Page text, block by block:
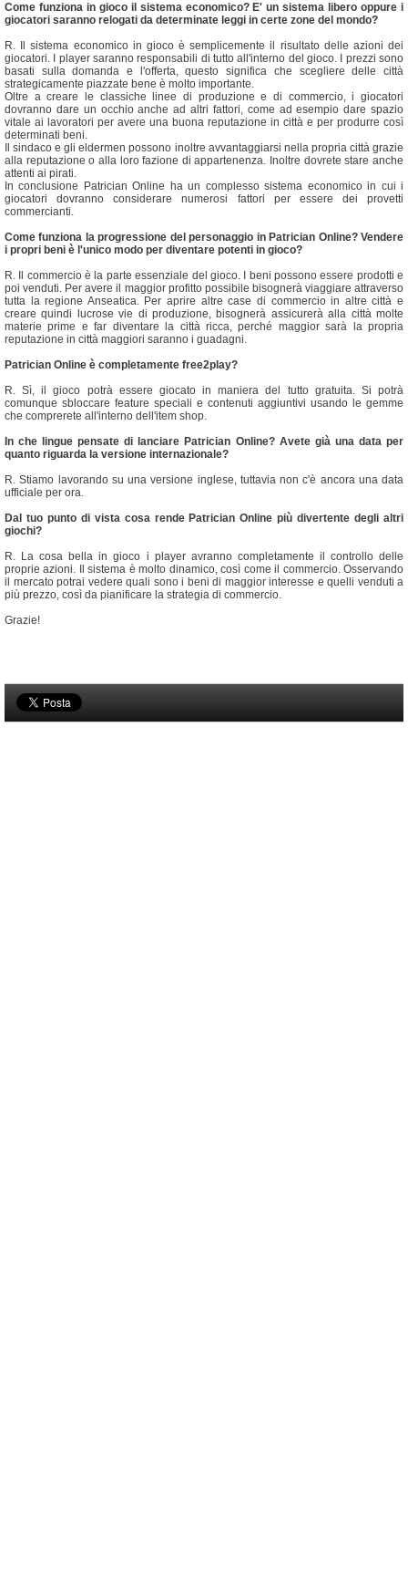
Come funziona in gioco il sistema economico? E' un sistema libero oppure i
giocatori saranno relogati da determinate leggi in certe zone del mondo?
R. Il sistema economico in gioco è semplicemente il risultato delle azioni dei
giocatori. I player saranno responsabili di tutto all'interno del gioco. I prezzi sono
basati sulla domanda e l'offerta, questo significa che scegliere delle città
strategicamente piazzate bene è molto importante.
Oltre a creare le classiche linee di produzione e di commercio, i giocatori
dovranno dare un occhio anche ad altri fattori, come ad esempio dare spazio
vitale ai lavoratori per avere una buona reputazione in città e per produrre così
determinati beni.
Il sindaco e gli eldermen possono inoltre avvantaggiarsi nella propria città grazie
alla reputazione o alla loro fazione di appartenenza. Inoltre dovrete stare anche
attenti ai pirati.
In conclusione Patrician Online ha un complesso sistema economico in cui i
giocatori dovranno considerare numerosi fattori per essere dei provetti
commercianti.
Come funziona la progressione del personaggio in Patrician Online? Vendere
i propri beni è l'unico modo per diventare potenti in gioco?
R. Il commercio è la parte essenziale del gioco. I beni possono essere prodotti e
poi venduti. Per avere il maggior profitto possibile bisognerà viaggiare attraverso
tutta la regione Anseatica. Per aprire altre case di commercio in altre città e
creare quindi lucrose vie di produzione, bisognerà assicurerà alla città molte
materie prime e far diventare la città ricca, perché maggior sarà la propria
reputazione in città maggiori saranno i guadagni.
Patrician Online è completamente free2play?
R. Sì, il gioco potrà essere giocato in maniera del tutto gratuita. Si potrà
comunque sbloccare feature speciali e contenuti aggiuntivi usando le gemme
che comprerete all'interno dell'item shop.
In che lingue pensate di lanciare Patrician Online? Avete già una data per
quanto riguarda la versione internazionale?
R. Stiamo lavorando su una versione inglese, tuttavia non c'è ancora una data
ufficiale per ora.
Dal tuo punto di vista cosa rende Patrician Online più divertente degli altri
giochi?
R. La cosa bella in gioco i player avranno completamente il controllo delle
proprie azioni. Il sistema è molto dinamico, così come il commercio. Osservando
il mercato potrai vedere quali sono i beni di maggior interesse e quelli venduti a
più prezzo, così da pianificare la strategia di commercio.
Grazie!